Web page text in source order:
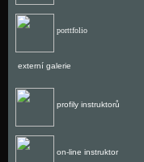
porttfolio
externí galerie
profily instruktorů
on-line instruktor